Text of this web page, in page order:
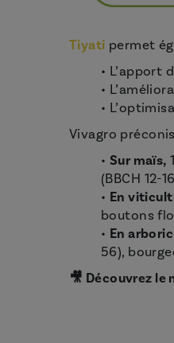
Tiyati permet
• L’apport
•
•
Vivagro
• Sur maïs,
(BBCH 12-
• En
boutons
• En
56),
🎥 Découvrez le